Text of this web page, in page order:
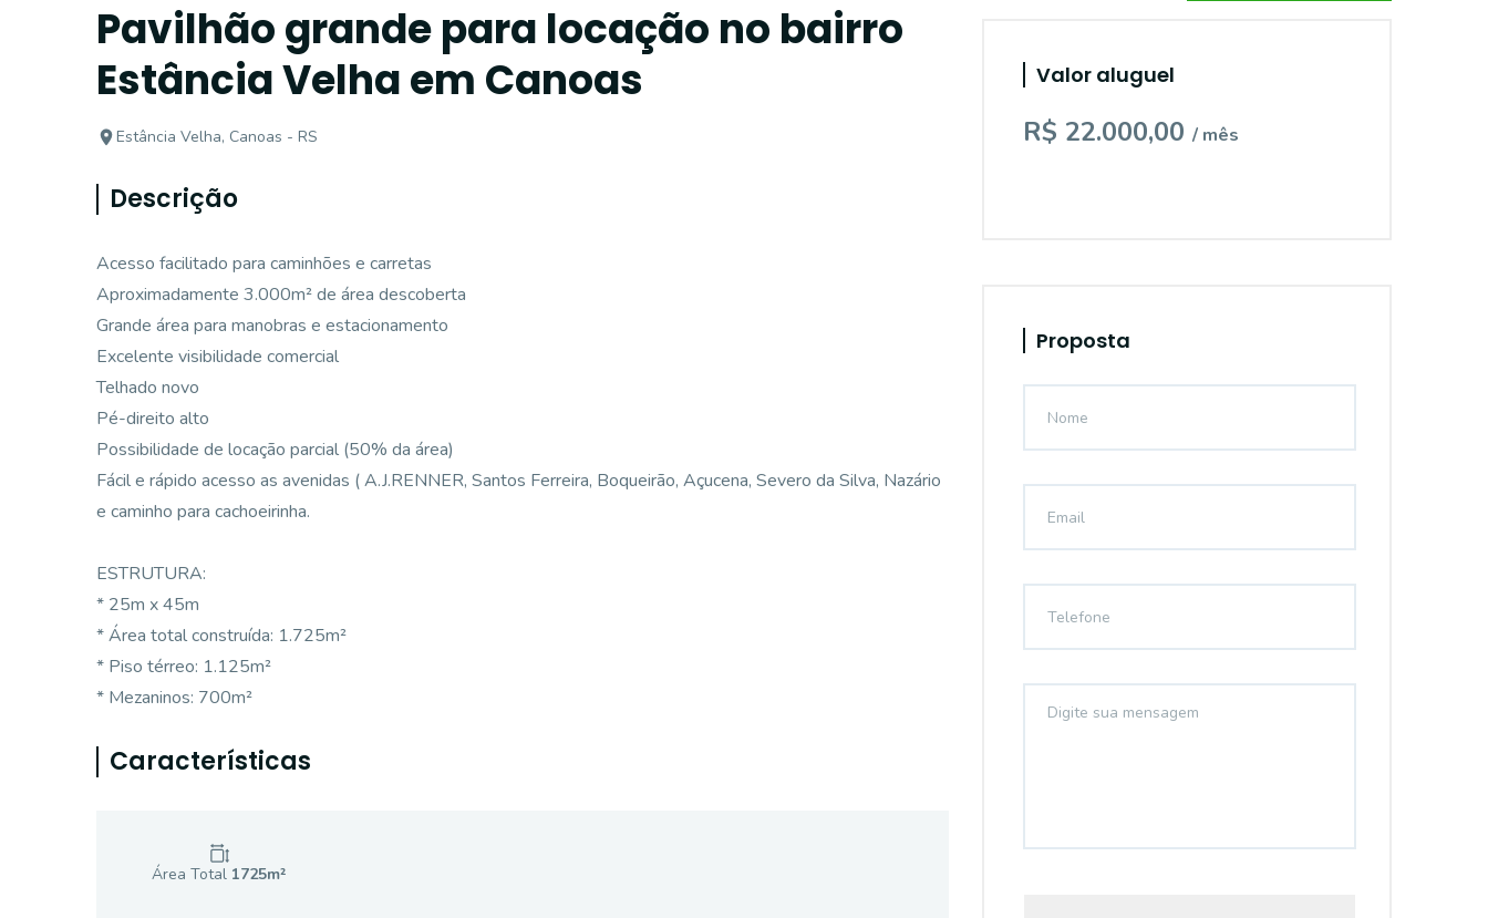
Pavilhão grande para locação no bairro
Estância Velha em Canoas
Estância Velha, Canoas - RS
Descrição
Acesso facilitado para caminhões e carretas
Aproximadamente 3.000m² de área descoberta
Grande área para manobras e estacionamento
Excelente visibilidade comercial
Telhado novo
Pé-direito alto
Possibilidade de locação parcial (50% da área)
Fácil e rápido acesso as avenidas ( A.J.RENNER, Santos Ferreira, Boqueirão, Açucena, Severo da Silva, Nazário
e caminho para cachoeirinha.
ESTRUTURA:
* 25m x 45m
* Área total construída: 1.725m²
* Piso térreo: 1.125m²
* Mezaninos: 700m²
Características
Área Total 1725m²
Valor aluguel
R$ 22.000,00 / mês
Proposta